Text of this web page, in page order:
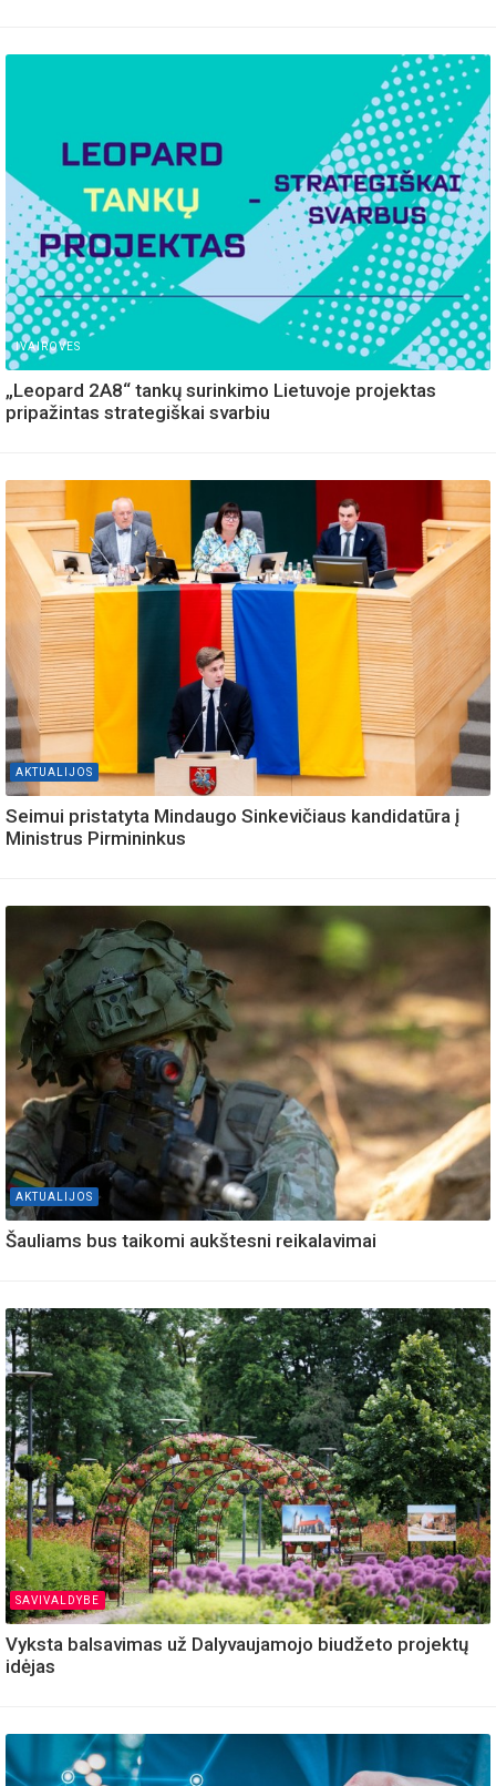
IVAIROVES
„Leopard 2A8“ tankų surinkimo Lietuvoje projektas
pripažintas strategiškai svarbiu
AKTUALIJOS
Seimui pristatyta Mindaugo Sinkevičiaus kandidatūra į
Ministrus Pirmininkus
AKTUALIJOS
Šauliams bus taikomi aukštesni reikalavimai
SAVIVALDYBE
Vyksta balsavimas už Dalyvaujamojo biudžeto projektų
idėjas